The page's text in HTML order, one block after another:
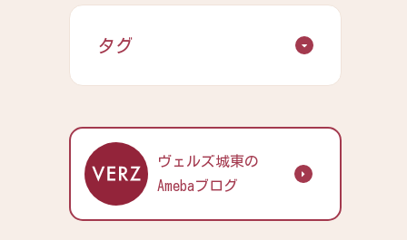
タグ
ヴェルズ城東の
Amebaブログ